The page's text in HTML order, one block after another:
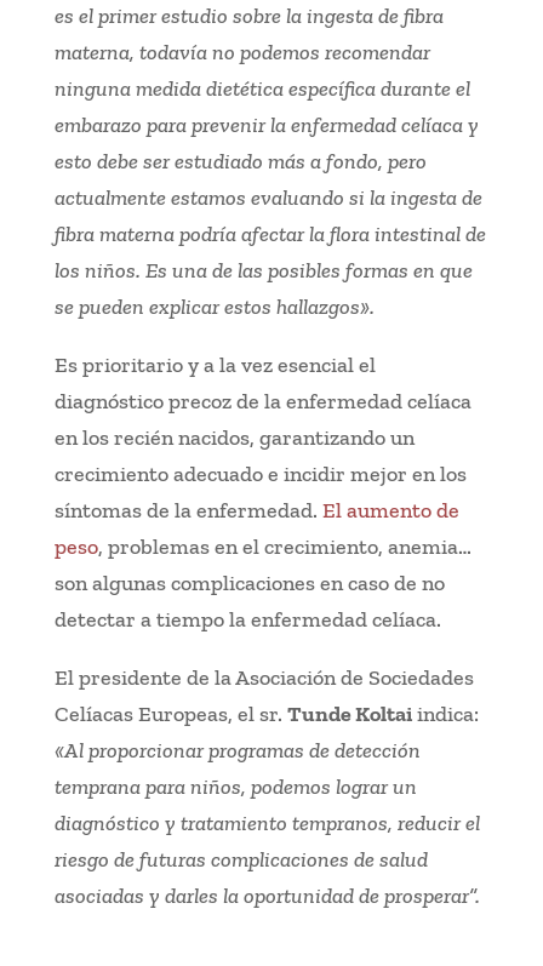
es el primer estudio sobre la ingesta de fibra
materna, todavía no podemos recomendar
ninguna medida dietética específica durante el
embarazo para prevenir la enfermedad celíaca y
esto debe ser estudiado más a fondo, pero
actualmente estamos evaluando si la ingesta de
fibra materna podría afectar la flora intestinal de
los niños. Es una de las posibles formas en que
se pueden explicar estos hallazgos».
Es prioritario y a la vez esencial el
diagnóstico precoz de la enfermedad celíaca
en los recién nacidos, garantizando un
crecimiento adecuado e incidir mejor en los
síntomas de la enfermedad. El aumento de
peso, problemas en el crecimiento, anemia…
son algunas complicaciones en caso de no
detectar a tiempo la enfermedad celíaca.
El presidente de la Asociación de Sociedades
Celíacas Europeas, el sr. Tunde Koltaiindica:
«Al proporcionar programas de detección
temprana para niños, podemos lograr un
diagnóstico y tratamiento tempranos, reducir el
riesgo de futuras complicaciones de salud
asociadas y darles la oportunidad de prosperar”.